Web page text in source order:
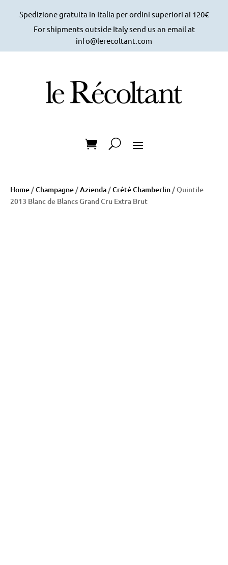
Spedizione gratuita in Italia per ordini superiori ai 120€
For shipments outside Italy send us an email at
info@lerecoltant.com
Home /Champagne /Azienda /Crété Chamberlin / Quintile
2013 Blanc de Blancs Grand Cru Extra Brut